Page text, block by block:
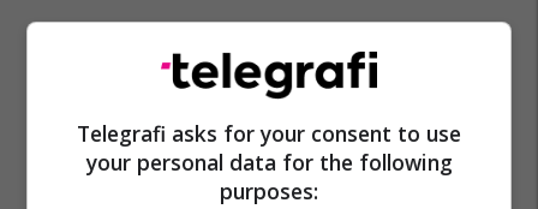
Telegrafi asks for your consent to use
your personal data for the following
purposes: